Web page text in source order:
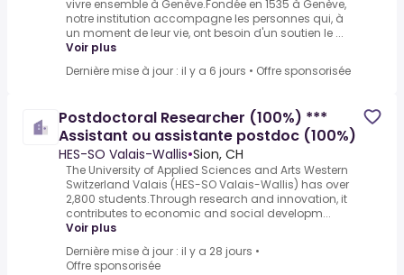
vivre ensemble à Genève.Fondée en 1535 à Genève,
notre institution accompagne les personnes qui, à
un moment de leur vie, ont besoin d'un soutien le ...
Voir plus
Dernière mise à jour : il y a 6 jours • Offre sponsorisée
Postdoctoral Researcher (100%) ***
Assistant ou assistante postdoc (100%)
HES-SO Valais-Wallis•Sion, CH
The University of Applied Sciences and Arts Western
Switzerland Valais (HES-SO Valais-Wallis) has over
2,800 students.Through research and innovation, it
contributes to economic and social developm...
Voir plus
Dernière mise à jour : il y a 28 jours •
Offre sponsorisée